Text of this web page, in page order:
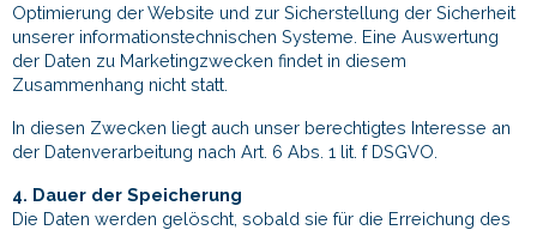
Optimierung der Website und zur Sicherstellung der Sicherheit
unserer informationstechnischen Systeme. Eine Auswertung
der Daten zu Marketingzwecken findet in diesem
Zusammenhang nicht statt.
In diesen Zwecken liegt auch unser berechtigtes Interesse an
der Datenverarbeitung nach Art. 6 Abs. 1 lit. f DSGVO.
4. Dauer der Speicherung
Die Daten werden gelöscht, sobald sie für die Erreichung des